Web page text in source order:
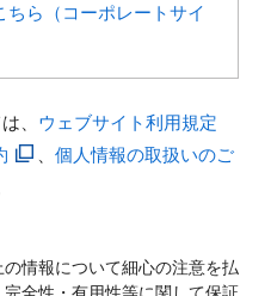
ら（コーポレートサイ
、 ウェブサイト利用規定
個人情報の取扱いのご
情報について細心の注意を払
全性・有用性等に関して保証